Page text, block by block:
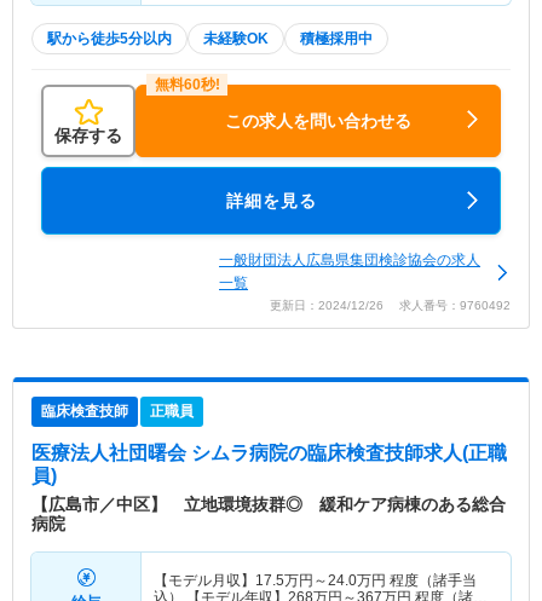
駅から徒歩5分以内 未経験OK 積極採用中
保存する
この求人を問い合わせる
詳細を見る
一般財団法人広島県集団検診協会の求人
一覧
更新日：2024/12/26 求人番号：9760492
臨床検査技師 正職員
医療法人社団曙会 シムラ病院の臨床検査技師求人(正職
員)
【広島市／中区】 立地環境抜群◎ 緩和ケア病棟のある総合
病院
【モデル月収】 17.5万円～24.0万円 程度（諸手当